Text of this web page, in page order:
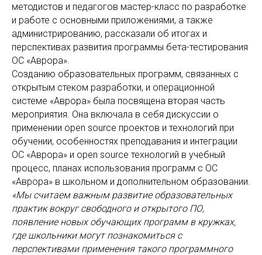
методистов и педагогов мастер-класс по разработке
и работе с основными приложениями, а также
администрированию, рассказали об итогах и
перспективах развития программы бета-тестирования
ОС «Аврора».
Созданию образовательных программ, связанных с
открытым стеком разработки, и операционной
системе «Аврора» была посвящена вторая часть
мероприятия. Она включала в себя дискуссии о
применении open source проектов и технологий при
обучении, особенностях преподавания и интеграции
ОС «Аврора» и open source технологий в учебный
процесс, планах использования программ с ОС
«Аврора» в школьном и дополнительном образовании.
«Мы считаем важным развитие образовательных
практик вокруг свободного и открытого ПО,
появление новых обучающих программ в кружках,
где школьники могут познакомиться с
перспективами применения такого программного